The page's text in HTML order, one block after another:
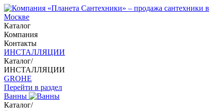
Каталог
Компания
Контакты
ИНСТАЛЛЯЦИИ
Каталог/
ИНСТАЛЛЯЦИИ
GROHE
Перейти в раздел
Ванны
Каталог/